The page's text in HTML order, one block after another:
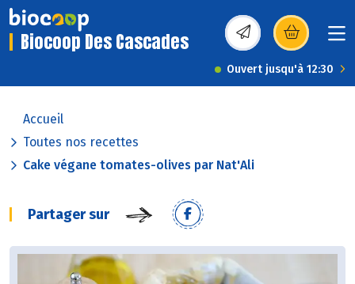
Biocoop Des Cascades (s’ouvre dans une
Ouvert jusqu'à 12:30
Accueil
Toutes nos recettes
Cake végane tomates-olives par Nat'Ali
Partager sur